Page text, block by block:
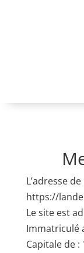
L’adresse
https://
Le site est
Immatriculé
Capitale de :